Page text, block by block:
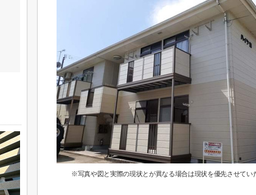
※写真や図と実際の現状とが異なる場合は現状を優先させてい